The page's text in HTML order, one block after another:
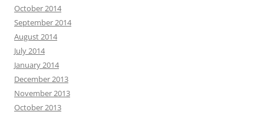
October 2014
September 2014
August 2014
July 2014
January 2014
December 2013
November 2013
October 2013